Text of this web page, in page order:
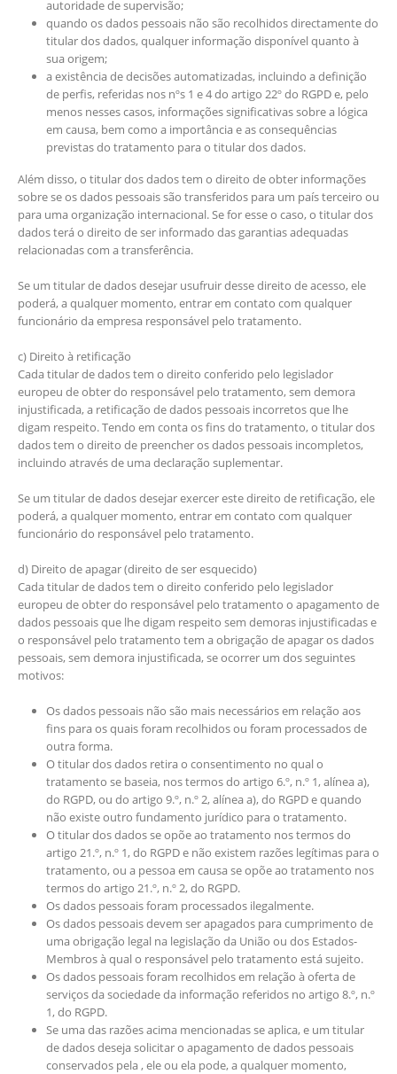
autoridade de supervisão;
quando os dados pessoais não são recolhidos directamente do
titular dos dados, qualquer informação disponível quanto à
sua origem;
a existência de decisões automatizadas, incluindo a definição
de perfis, referidas nos nºs 1 e 4 do artigo 22º do RGPD e, pelo
menos nesses casos, informações significativas sobre a lógica
em causa, bem como a importância e as consequências
previstas do tratamento para o titular dos dados.
Além disso, o titular dos dados tem o direito de obter informações
sobre se os dados pessoais são transferidos para um país terceiro ou
para uma organização internacional. Se for esse o caso, o titular dos
dados terá o direito de ser informado das garantias adequadas
relacionadas com a transferência.
Se um titular de dados desejar usufruir desse direito de acesso, ele
poderá, a qualquer momento, entrar em contato com qualquer
funcionário da empresa responsável pelo tratamento.
c) Direito à retificação
Cada titular de dados tem o direito conferido pelo legislador
europeu de obter do responsável pelo tratamento, sem demora
injustificada, a retificação de dados pessoais incorretos que lhe
digam respeito. Tendo em conta os fins do tratamento, o titular dos
dados tem o direito de preencher os dados pessoais incompletos,
incluindo através de uma declaração suplementar.
Se um titular de dados desejar exercer este direito de retificação, ele
poderá, a qualquer momento, entrar em contato com qualquer
funcionário do responsável pelo tratamento.
d) Direito de apagar (direito de ser esquecido)
Cada titular de dados tem o direito conferido pelo legislador
europeu de obter do responsável pelo tratamento o apagamento de
dados pessoais que lhe digam respeito sem demoras injustificadas e
o responsável pelo tratamento tem a obrigação de apagar os dados
pessoais, sem demora injustificada, se ocorrer um dos seguintes
motivos:
Os dados pessoais não são mais necessários em relação aos
fins para os quais foram recolhidos ou foram processados de
outra forma.
O titular dos dados retira o consentimento no qual o
tratamento se baseia, nos termos do artigo 6.º, n.º 1, alínea a),
do RGPD, ou do artigo 9.º, n.º 2, alínea a), do RGPD e quando
não existe outro fundamento jurídico para o tratamento.
O titular dos dados se opõe ao tratamento nos termos do
artigo 21.º, n.º 1, do RGPD e não existem razões legítimas para o
tratamento, ou a pessoa em causa se opõe ao tratamento nos
termos do artigo 21.º, n.º 2, do RGPD.
Os dados pessoais foram processados ilegalmente.
Os dados pessoais devem ser apagados para cumprimento de
uma obrigação legal na legislação da União ou dos Estados-
Membros à qual o responsável pelo tratamento está sujeito.
Os dados pessoais foram recolhidos em relação à oferta de
serviços da sociedade da informação referidos no artigo 8.º, n.º
1, do RGPD.
Se uma das razões acima mencionadas se aplica, e um titular
de dados deseja solicitar o apagamento de dados pessoais
conservados pela , ele ou ela pode, a qualquer momento,